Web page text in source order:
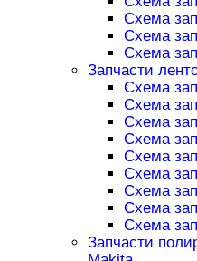
Схема
Схема
Схема
Запчасти
Схема
Схема
Схема
Схема
Схема
Схема
Схема
Схема
Схема
Запчасти